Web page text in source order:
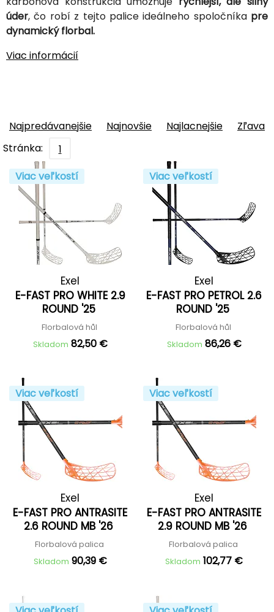
úder, čo robí z tejto palice ideálneho spoločníka pre
dynamický florbal.
Viac informácií
Najpredávanejšie Najnovšie Najlacnejšie
Zľava
Stránka:
1
Viac veľkostí
Exel
E-FAST PRO WHITE 2.9
ROUND '25
Florbalová hůl
Skladom 82,50 €
Viac veľkostí
Exel
E-FAST PRO PETROL 2.6
ROUND '25
Florbalová hůl
Skladom 86,26 €
Viac veľkostí
Exel
E-FAST PRO ANTRASITE
2.6 ROUND MB '26
Florbalová palica
Skladom 90,39 €
Viac veľkostí
Exel
E-FAST PRO ANTRASITE
2.9 ROUND MB '26
Florbalová palica
Skladom 102,77 €